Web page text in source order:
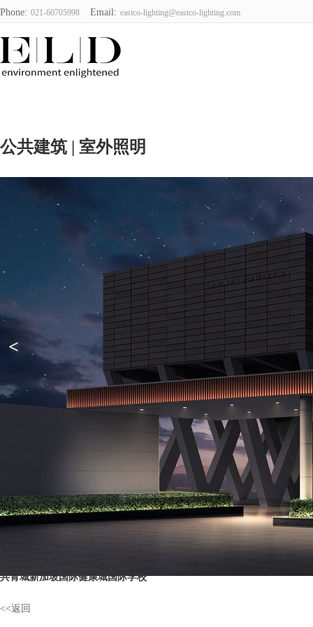
Phone: 021-60705998 Email: eastco-lighting@eastco-lighting.com
颐可光照明设
计(上海)有限
公共建筑 | 室外照明
<
共青城新加坡国际健康城国际学校
<<返回